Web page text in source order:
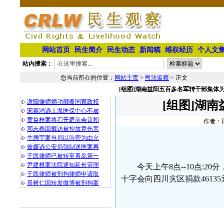
网站首页 民生简介 民生动态 新闻稿 维权经历 个人文
站内搜索：
您当前所在的位置： 网站主页 > 司法监察 > 正文
谢阳律师煽动颠覆国家政权
宋嘉鸿诉上海医保中心不履
黄益梓案将召开庭前会议和
邓志春因截访被控故意伤害
牛腾宇案当局以涉密为由允
曾媛诉公安局强制送医案再
于凯律师已被转至青岛第一
尹建根案法院通知延长审理
于凯律师被刑拘律师申请取
景树仁因转发微博被刑拘案
[组图]湖南益阳五百多名军转干部集体
[组图]湖南
作者：
今天上午8点--10点:20
十字会向四川灾区捐款46135